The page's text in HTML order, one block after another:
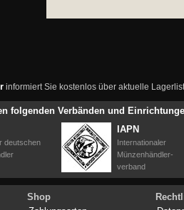
informiert Sie kostenlos über aktuelle
folgenden Verbänden und
deutschen
IAPN
Internationaler
Münzenhändler-
verband
Shop